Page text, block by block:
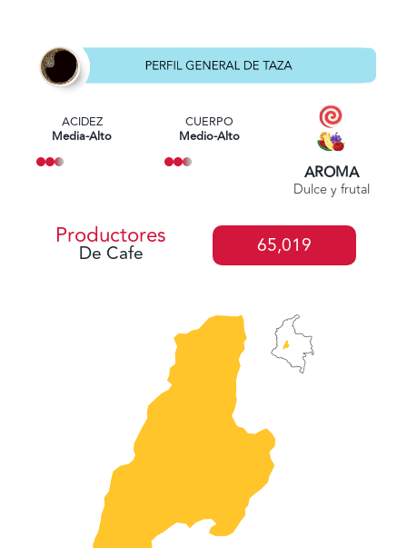
ACIDEZ
Media-Alto
CUERPO
Medio-Alto
AROMA
Dulce y frutal
Productores
De Cafe 65,019